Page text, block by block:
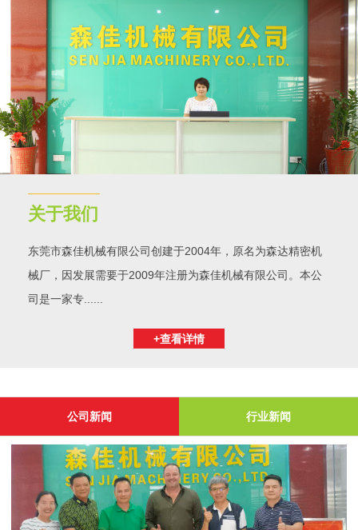
关于我们
东莞市森佳机械有限公司创建于2004年，原名为森达精密机
械厂，因发展需要于2009年注册为森佳机械有限公司。本公
司是一家专......
+查看详情
公司新闻 行业新闻